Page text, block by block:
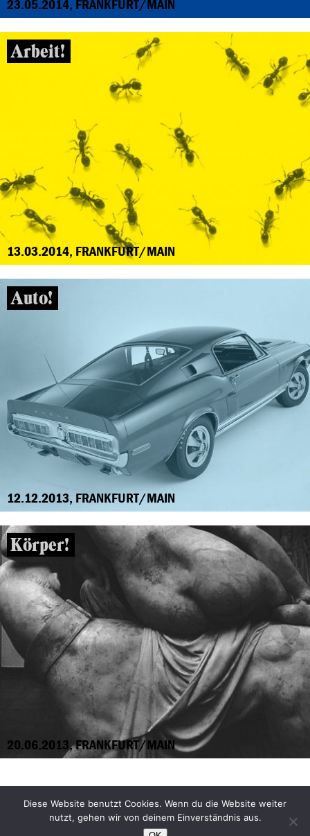
23.05.2014, FRANKFURT/MAIN
Arbeit!
13.03.2014, FRANKFURT/MAIN
Auto!
12.12.2013, FRANKFURT/MAIN
Körper!
20.06.2013, FRANKFURT/MAIN
Facebook
Bluesky
Instagram
Diese Website benutzt Cookies. Wenn du die Website weiter
nutzt, gehen wir von deinem Einverständnis aus.